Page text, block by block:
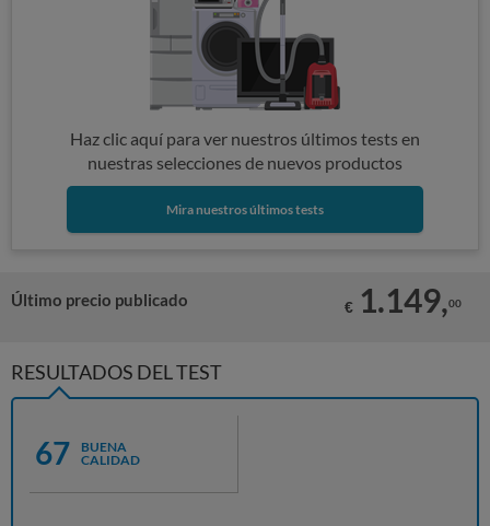
Haz clic aquí para ver nuestros últimos tests en
nuestras selecciones de nuevos productos
Mira nuestros últimos tests
Último precio publicado € 1.149,00
RESULTADOS DEL TEST
67
BUENA
CALIDAD